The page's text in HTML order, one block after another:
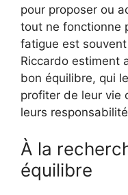
pour proposer ou
tout ne fonctionne
fatigue est
Riccardo estiment
bon équilibre, qui
profiter de leur vie
leurs
À la
équilibre